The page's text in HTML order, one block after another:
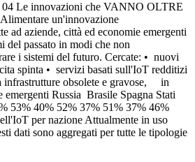
Le innovazioni che VANNO OLTRE
un'innovazione
ad aziende, città ed economie emergenti
del passato in modi che non
i sistemi del futuro. Cercate: • nuovi
spinta • servizi basati sull'IoT redditizi
infrastrutture obsolete e gravose, in
emergenti Russia Brasile Spagna Stati
53% 40% 52% 37% 51% 37% 46%
per nazione Attualmente in uso
dati sono aggregati per tutte le tipologie